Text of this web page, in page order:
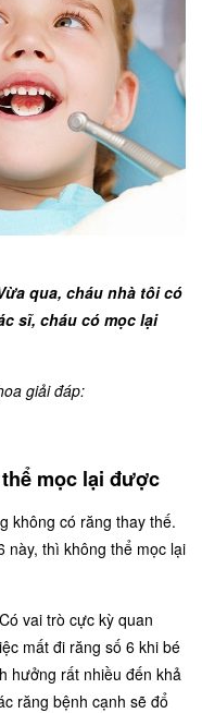
qua, cháu nhà tôi có
sĩ, cháu có mọc lại
giải đáp:
mọc lại được
không có răng thay thế.
này, thì không thể mọc lại
vai trò cực kỳ quan
mất đi răng số 6 khi bé
hưởng rất nhiều đến khả
răng bệnh cạnh sẽ đổ